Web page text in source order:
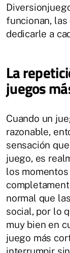
funcionan,
dedicarle a
La
juegos
Cuando un
razonable,
sensación
juego, es
los
normal que
social, por lo
muy bien en
juego más
interrumpir